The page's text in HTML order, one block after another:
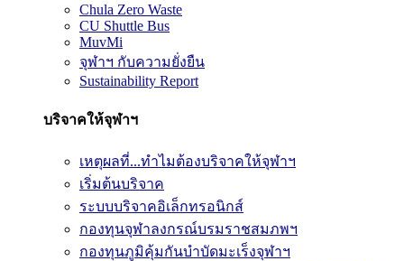
Chula Zero Waste
CU Shuttle Bus
MuvMi
จุฬาฯ กับความยั่งยืน
Sustainability Report
บริจาคให้จุฬาฯ
เหตุผลที่...ทำไมต้องบริจาคให้จุฬาฯ
เริ่มต้นบริจาค
ระบบบริจาคอิเล็กทรอนิกส์
กองทุนจุฬาลงกรณ์บรมราชสมภพฯ
กองทุนภูมิคุ้มกันบำบัดมะเร็งจุฬาฯ